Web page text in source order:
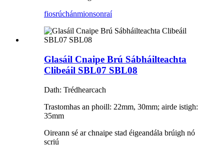
fiosrúchánmionsonraí
Glasáil Cnaipe Brú Sábháilteachta
Clibeáil SBL07 SBL08
Dath: Trédhearcach
Trastomhas an phoill: 22mm, 30mm; airde istigh:
35mm
Oireann sé ar chnaipe stad éigeandála brúigh nó
scriú